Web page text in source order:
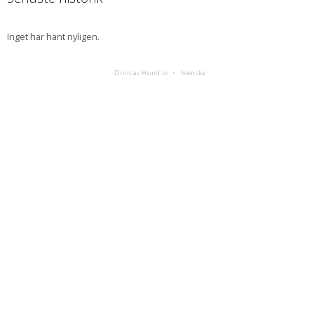
Inget har hänt nyligen.
Drivs av Hund.io Svenska